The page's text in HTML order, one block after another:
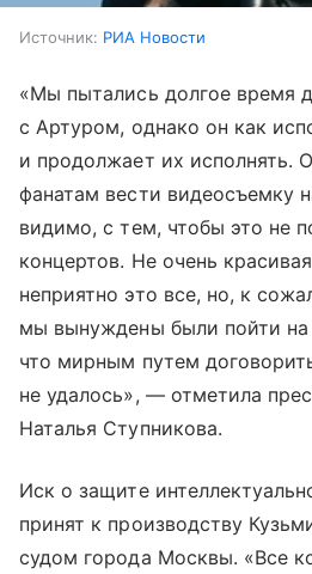
Источник: РИА Новости
«Мы пытались долгое время
с Артуром, однако он как
и продолжает их исполнять.
фанатам вести видеосъемку
видимо, с тем, чтобы это не
концертов. Не очень
неприятно это все, но, к
мы вынуждены были пойти на
что мирным путем
не удалось», — отметила
Наталья Ступникова.
Иск о защите
принят к производству
судом города Москвы. «Все